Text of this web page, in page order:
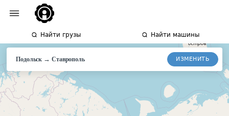
Найти грузы Найти машины
Подольск → Ставрополь ИЗМЕНИТЬ